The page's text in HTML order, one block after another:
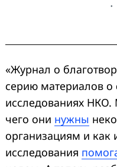
«Журнал о
серию материалов о
исследованиях
чего они нужны
организациям и как
исследования